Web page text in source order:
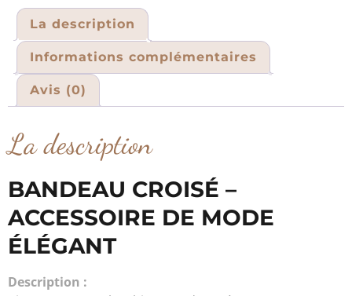
La description
Informations complémentaires
Avis (0)
La description
BANDEAU CROISÉ –
ACCESSOIRE DE MODE
ÉLÉGANT
Description :